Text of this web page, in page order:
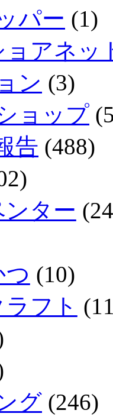
パー (1)
ョアネッ
ン (3)
ョップ
告 (488)
ンター
(10)
フト
グ (246)